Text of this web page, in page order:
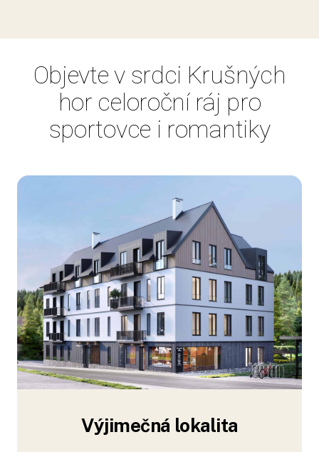
Objevte v srdci Krušných
hor celoroční ráj pro
sportovce i romantiky
Výjimečná lokalita